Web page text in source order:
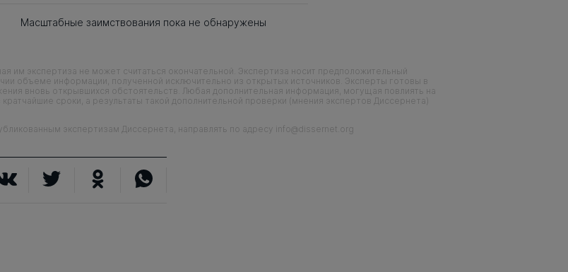
Масштабные заимствования пока не обнаружены
им экспертиза не может считаться окончательной. Экспертиза носит предположительный
объеме информации, полученной исключительно из открытых источников. Эксперты готовы в
вновь открывшихся обстоятельств. Любая дополнительная информация, могущая повлиять на
сроки, а результаты такой дополнительной проверки (мнения экспертов Диссернета)
экспертизам Диссернета, направлять по адресу info@dissernet.org